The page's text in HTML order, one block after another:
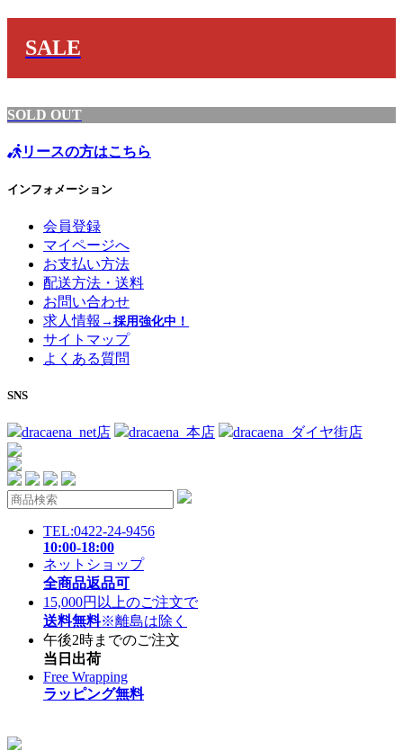
SALE
SOLD OUT
リースの方はこちら
インフォメーション
会員登録
マイページへ
お支払い方法
配送方法・送料
お問い合わせ
求人情報 →採用強化中！
サイトマップ
よくある質問
SNS
dracaena_net店 dracaena_本店 dracaena_ダイヤ街店
TEL:0422-24-9456
10:00-18:00
ネットショップ
全商品返品可
15,000円以上のご注文で
送料無料※離島は除く
午後2時までのご注文
当日出荷
Free Wrapping
ラッピング無料